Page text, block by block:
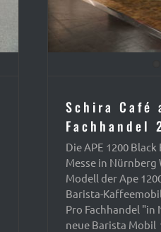
Schira Café
Fachhandel
Die APE 1200
Messe in Nürnberg
Modell der Ape
Barista-
Pro Fachhandel
neue Barista